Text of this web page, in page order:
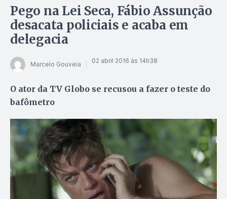
Pego na Lei Seca, Fábio Assunção
desacata policiais e acaba em
delegacia
Marcelo Gouveia 02 abril 2016 às 14h38
O ator da TV Globo se recusou a fazer o teste do
bafômetro